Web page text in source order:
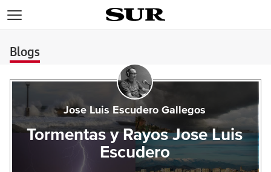
Blogs
Jose Luis Escudero Gallegos
Tormentas y Rayos Jose Luis
Escudero